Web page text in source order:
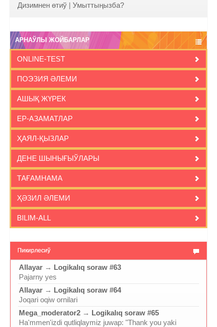
Дизимнен өтиў | Умыттыңызба?
АРНАЎЛЫ ЖОЙБАРЛАР
ONLINE-TEST
ПОЭЗИЯ ӘЛЕМИ
АШЫҚ ЖҮРЕК
ЕР-АЗАМАТЛАР
ҲАЯЛ-ҚЫЗЛАР
ДЕНЕ ШЫНЫҒЫЎЛАРЫ
ТАҒАМНАМА
ҲӘЗИЛ ӘЛЕМИ
BILIM-ALL
Пикирлесиў
Allayar → Logikalıq soraw #63
Pajarny yes
Allayar → Logikalıq soraw #64
Joqari oqiw ornilari
Mega_moderator2 → Logikalıq soraw #65
Ha'mmen'izdi qutliqlaymiz juwap: "Thank you yaki